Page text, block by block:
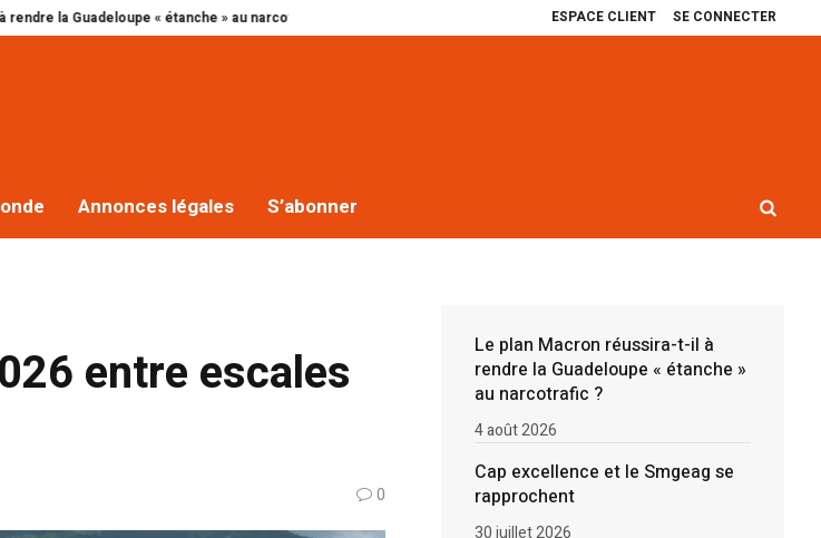
ESPACE CLIENT SE CONNECTER
Guadeloupe « étanche » au narcotrafic ? Cap excellence et le Smgeag se rapprochent Récit de quatre ans de
Annonces légales S’abonner
entre escales
0
Le plan Macron réussira-t-il à
rendre la Guadeloupe « étanche »
au narcotrafic ?
4 août 2026
Cap excellence et le Smgeag se
rapprochent
30 juillet 2026